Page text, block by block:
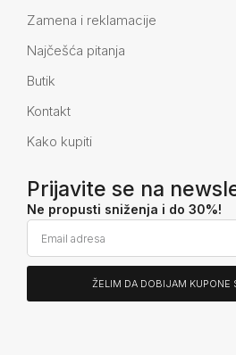
Zamena i reklamacije
Najčešća pitanja
Butik
Kontakt
Kako kupiti
Prijavite se na
Ne propusti sniženja i do 30%!
ŽELIM DA DOBIJAM KUPONE